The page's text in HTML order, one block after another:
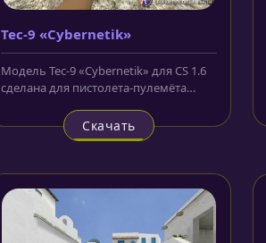
Tec-9 «Cybernetik»
Модель Tec-9 «Cybernetik» для CS 1.6
сделана для пистолета-пулемёта
Скачать